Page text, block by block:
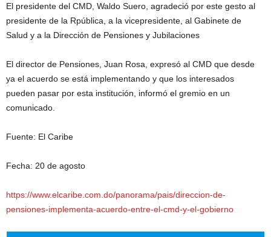
El presidente del CMD, Waldo Suero, agradeció por este gesto al
presidente de la Rpública, a la vicepresidente, al Gabinete de
Salud y a la Dirección de Pensiones y Jubilaciones
El director de Pensiones, Juan Rosa, expresó al CMD que desde
ya el acuerdo se está implementando y que los interesados
pueden pasar por esta institución, informó el gremio en un
comunicado.
Fuente: El Caribe
Fecha: 20 de agosto
https://www.elcaribe.com.do/panorama/pais/direccion-de-
pensiones-implementa-acuerdo-entre-el-cmd-y-el-gobierno